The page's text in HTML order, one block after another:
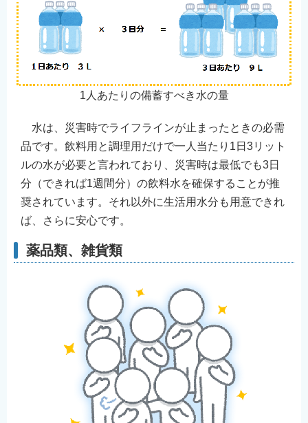
1人あたりの備蓄すべき水の量
水は、災害時でライフラインが止まったときの必需
品です。飲料用と調理用だけで一人当たり1日3リット
ルの水が必要と言われており、災害時は最低でも3日
分（できれば1週間分）の飲料水を確保することが推
奨されています。それ以外に生活用水分も用意できれ
ば、さらに安心です。
薬品類、雑貨類